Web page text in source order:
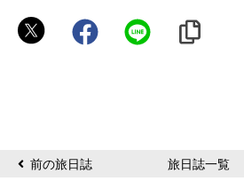
マ
前の旅日誌 旅日誌一覧